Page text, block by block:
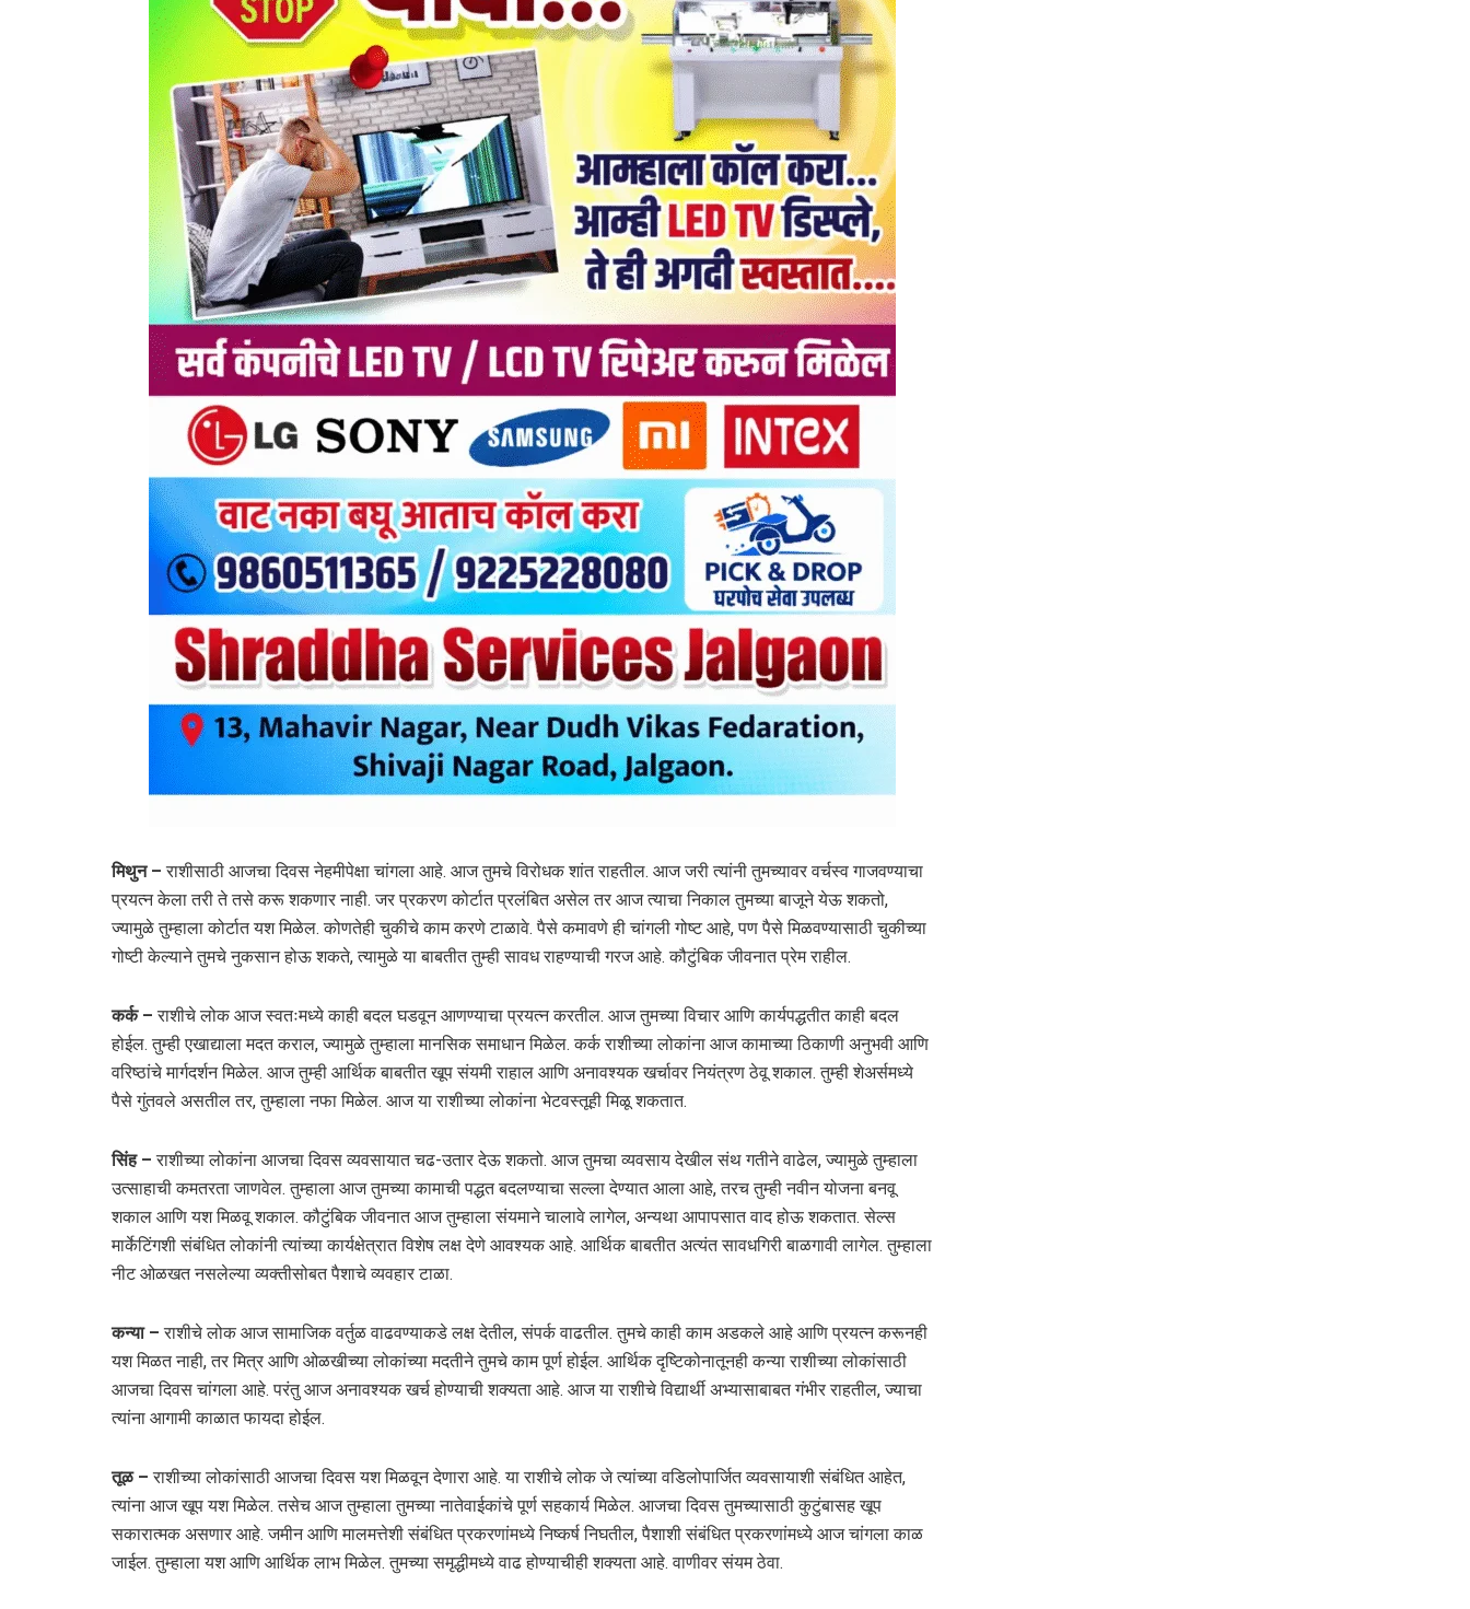
मिथुन – राशीसाठी आजचा दिवस नेहमीपेक्षा चांगला आहे. आज तुमचे विरोधक शांत राहतील. आज जरी त्यांनी तुमच्यावर वर्चस्व गाजवण्याचा
प्रयत्न केला तरी ते तसे करू शकणार नाही. जर प्रकरण कोर्टात प्रलंबित असेल तर आज त्याचा निकाल तुमच्या बाजूने येऊ शकतो,
ज्यामुळे तुम्हाला कोर्टात यश मिळेल. कोणतेही चुकीचे काम करणे टाळावे. पैसे कमावणे ही चांगली गोष्ट आहे, पण पैसे मिळवण्यासाठी चुकीच्या
गोष्टी केल्याने तुमचे नुकसान होऊ शकते, त्यामुळे या बाबतीत तुम्ही सावध राहण्याची गरज आहे. कौटुंबिक जीवनात प्रेम राहील.
कर्क – राशीचे लोक आज स्वतःमध्ये काही बदल घडवून आणण्याचा प्रयत्न करतील. आज तुमच्या विचार आणि कार्यपद्धतीत काही बदल
होईल. तुम्ही एखाद्याला मदत कराल, ज्यामुळे तुम्हाला मानसिक समाधान मिळेल. कर्क राशीच्या लोकांना आज कामाच्या ठिकाणी अनुभवी आणि
वरिष्ठांचे मार्गदर्शन मिळेल. आज तुम्ही आर्थिक बाबतीत खूप संयमी राहाल आणि अनावश्यक खर्चावर नियंत्रण ठेवू शकाल. तुम्ही शेअर्समध्ये
पैसे गुंतवले असतील तर, तुम्हाला नफा मिळेल. आज या राशीच्या लोकांना भेटवस्तूही मिळू शकतात.
सिंह – राशीच्या लोकांना आजचा दिवस व्यवसायात चढ-उतार देऊ शकतो. आज तुमचा व्यवसाय देखील संथ गतीने वाढेल, ज्यामुळे तुम्हाला
उत्साहाची कमतरता जाणवेल. तुम्हाला आज तुमच्या कामाची पद्धत बदलण्याचा सल्ला देण्यात आला आहे, तरच तुम्ही नवीन योजना बनवू
शकाल आणि यश मिळवू शकाल. कौटुंबिक जीवनात आज तुम्हाला संयमाने चालावे लागेल, अन्यथा आपापसात वाद होऊ शकतात. सेल्स
मार्केटिंगशी संबंधित लोकांनी त्यांच्या कार्यक्षेत्रात विशेष लक्ष देणे आवश्यक आहे. आर्थिक बाबतीत अत्यंत सावधगिरी बाळगावी लागेल. तुम्हाला
नीट ओळखत नसलेल्या व्यक्तीसोबत पैशाचे व्यवहार टाळा.
कन्या – राशीचे लोक आज सामाजिक वर्तुळ वाढवण्याकडे लक्ष देतील, संपर्क वाढतील. तुमचे काही काम अडकले आहे आणि प्रयत्न करूनही
यश मिळत नाही, तर मित्र आणि ओळखीच्या लोकांच्या मदतीने तुमचे काम पूर्ण होईल. आर्थिक दृष्टिकोनातूनही कन्या राशीच्या लोकांसाठी
आजचा दिवस चांगला आहे. परंतु आज अनावश्यक खर्च होण्याची शक्यता आहे. आज या राशीचे विद्यार्थी अभ्यासाबाबत गंभीर राहतील, ज्याचा
त्यांना आगामी काळात फायदा होईल.
तूळ – राशीच्या लोकांसाठी आजचा दिवस यश मिळवून देणारा आहे. या राशीचे लोक जे त्यांच्या वडिलोपार्जित व्यवसायाशी संबंधित आहेत,
त्यांना आज खूप यश मिळेल. तसेच आज तुम्हाला तुमच्या नातेवाईकांचे पूर्ण सहकार्य मिळेल. आजचा दिवस तुमच्यासाठी कुटुंबासह खूप
सकारात्मक असणार आहे. जमीन आणि मालमत्तेशी संबंधित प्रकरणांमध्ये निष्कर्ष निघतील, पैशाशी संबंधित प्रकरणांमध्ये आज चांगला काळ
जाईल. तुम्हाला यश आणि आर्थिक लाभ मिळेल. तुमच्या समृद्धीमध्ये वाढ होण्याचीही शक्यता आहे. वाणीवर संयम ठेवा.